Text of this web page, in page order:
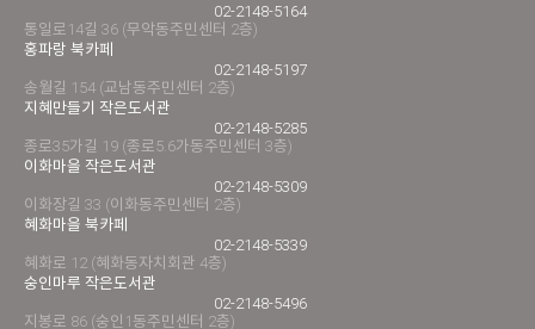
02-2148-5164
통일로14길 36 (무악동주민센터 2층)
홍파랑 북카페
02-2148-5197
송월길 154 (교남동주민센터 2층)
지혜만들기 작은도서관
02-2148-5285
종로35가길 19 (종로5.6가동주민센터 3층)
이화마을 작은도서관
02-2148-5309
이화장길 33 (이화동주민센터 2층)
혜화마을 북카페
02-2148-5339
혜화로 12 (혜화동자치회관 4층)
숭인마루 작은도서관
02-2148-5496
지봉로 86 (숭인1동주민센터 2층)